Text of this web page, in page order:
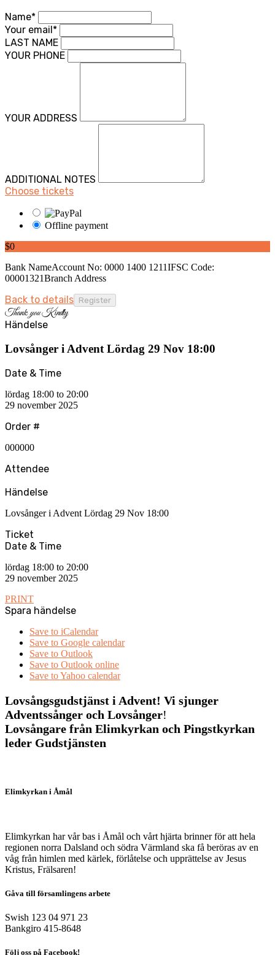
Name*
Your email*
LAST NAME
YOUR PHONE
YOUR ADDRESS
ADDITIONAL NOTES
Choose tickets
Offline payment
$0
Bank NameAccount No: 0000 1400 1211IFSC Code:
00001321Branch Address
Back to details
ThankyouKindly
Händelse
Lovsånger i Advent Lördag 29 Nov 18:00
Date & Time
lördag 18:00 to 20:00
29 november 2025
Order #
000000
Attendee
Händelse
Lovsånger i Advent Lördag 29 Nov 18:00
Ticket
Date & Time
lördag 18:00 to 20:00
29 november 2025
PRINT
Spara händelse
Save to iCalendar
Save to Google calendar
Save to Outlook
Save to Outlook online
Save to Yahoo calendar
Lovsångsgudstjänst i Advent! Vi sjunger
Adventssånger och Lovsånger!
Lovsångare från Elimkyrkan och Pingstkyrkan
leder Gudstjänsten
Elimkyrkan i Åmål
Elimkyrkan har vår bas i Åmål och vårt hjärta brinner för att hela
regionen norra Dalsland och södra Värmland ska få beröras av en
våg från himlen med kärlek, förlåtelse och upprättelse av Jesus
Kristus, Frälsaren!
Gåva till församlingens arbete
Swish 123 04 971 23
Bankgiro 415-8648
Följ oss på Facebook!